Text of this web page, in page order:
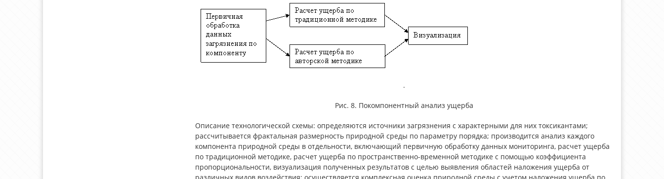
.
Рис. 8. Покомпонентный анализ ущерба
Описание технологической схемы: определяются источники загрязнения с характерными для них токсикантами;
рассчитывается фрактальная размерность природной среды по параметру порядка; производится анализ каждого
компонента природной среды в отдельности, включающий первичную обработку данных мониторинга, расчет ущерба
по традиционной методике, расчет ущерба по пространственно-временной методике с помощью коэффициента
пропорциональности, визуализация полученных результатов с целью выявления областей наложения ущерба от